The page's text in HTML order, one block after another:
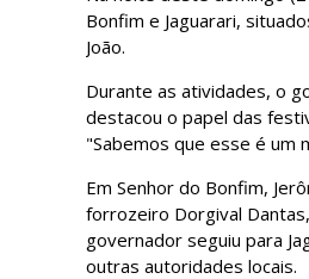
Bonfim e Jaguarari,
João.
Durante as atividades, o
destacou o papel das
"Sabemos que esse é um
Em Senhor do Bonfim,
forrozeiro Dorgival
governador seguiu para
outras autoridades locais.